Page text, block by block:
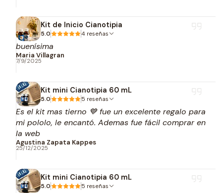
Kit de Inicio Cianotipia
5.0 4 reseñas
buenísima
Maria Villagran
7/9/2025
Kit mini Cianotipia 60 mL
5.0 5 reseñas
Es el kit mas tierno 💙 fue un excelente regalo para
mi pololo, le encantó. Ademas fue fácil comprar en
la web
Agustina Zapata Kappes
25/12/2025
Kit mini Cianotipia 60 mL
5.0 5 reseñas